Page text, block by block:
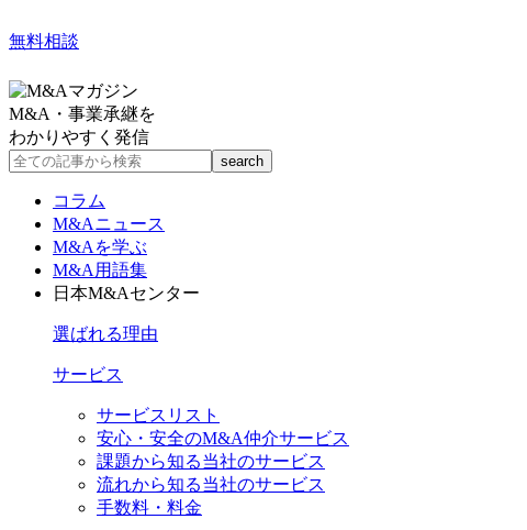
無料相談
M&A・事業承継を
わかりやすく発信
コラム
M&Aニュース
M&Aを学ぶ
M&A用語集
日本M&Aセンター
選ばれる理由
サービス
サービスリスト
安心・安全のM&A仲介サービス
課題から知る当社のサービス
流れから知る当社のサービス
手数料・料金